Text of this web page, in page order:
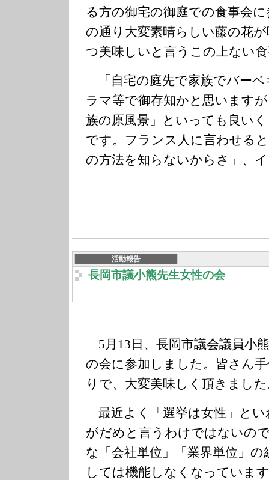
る方の御宅の御庭での食事会
の通り大変素晴らしい藤の花
つ美味しいと言うこの上ない
「自宅の庭先で家族でバー
ラマ等で御存知かと思います
族の原風景」といっても良い
です。フランス人に言わせる
の方法を知らないからさ」、
活動報告
長岡市議小熊先生女性の会
5月13日、長岡市議会議員小
の会に参加しました。皆さん
りで、大変美味しく頂きまし
最近よく「選挙は女性」とい
がだめと言うわけではないの
な「会社単位」「業界単位」
しては機能しなくなっていま